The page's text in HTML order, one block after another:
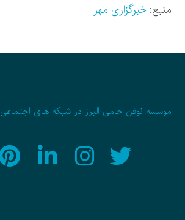
منبع:خبرگزاری مهر
موسسه نوفن حامی البرز در شبکه های اجتماعی